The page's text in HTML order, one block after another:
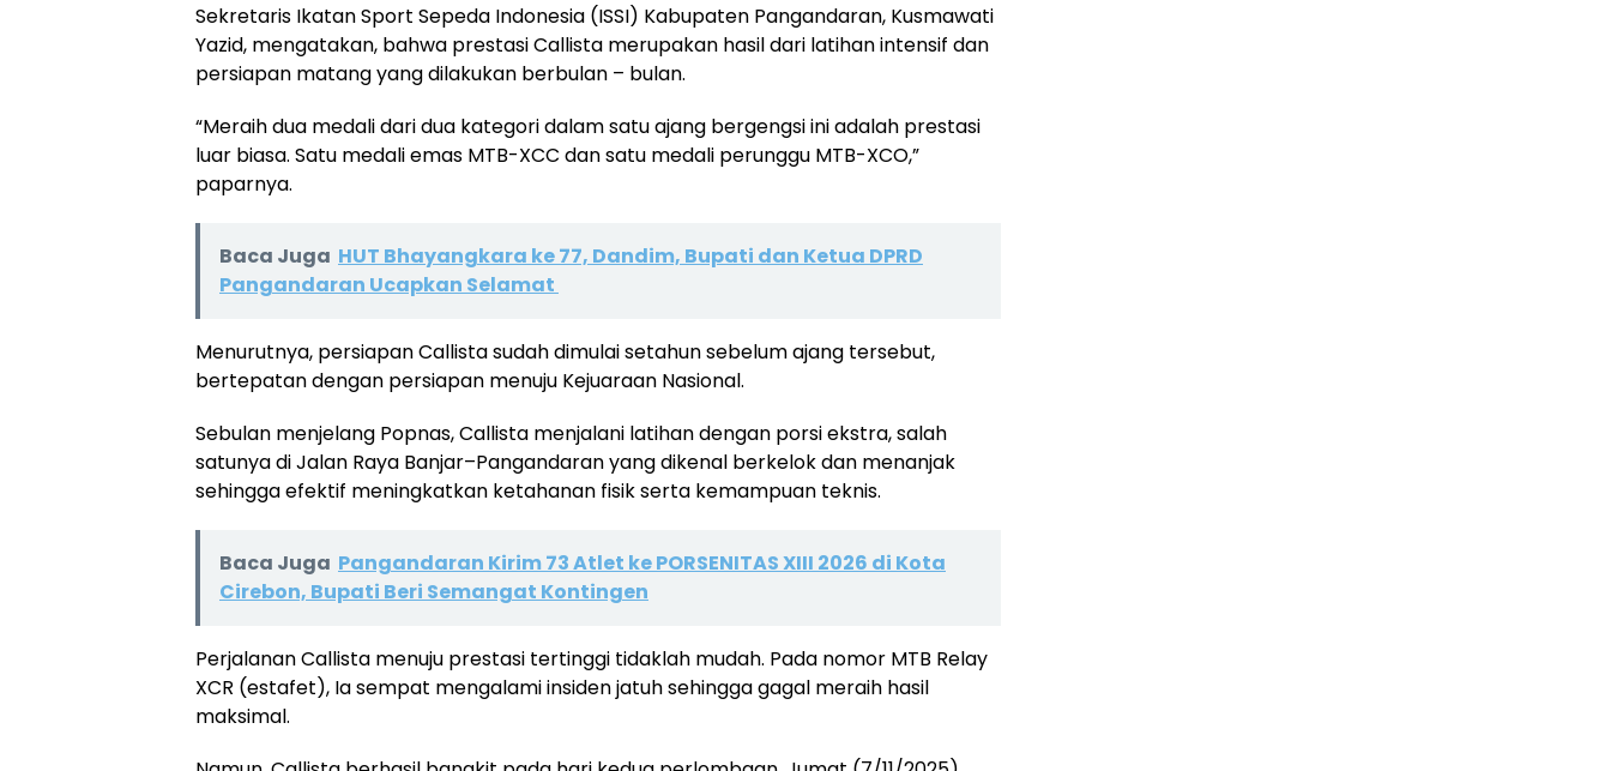
Sekretaris Ikatan Sport Sepeda Indonesia (ISSI) Kabupaten Pangandaran, Kusmawati
Yazid, mengatakan, bahwa prestasi Callista merupakan hasil dari latihan intensif dan
persiapan matang yang dilakukan berbulan – bulan.
“Meraih dua medali dari dua kategori dalam satu ajang bergengsi ini adalah prestasi
luar biasa. Satu medali emas MTB-XCC dan satu medali perunggu MTB-XCO,”
paparnya.
Baca Juga HUT Bhayangkara ke 77, Dandim, Bupati dan Ketua DPRD
Pangandaran Ucapkan Selamat
Menurutnya, persiapan Callista sudah dimulai setahun sebelum ajang tersebut,
bertepatan dengan persiapan menuju Kejuaraan Nasional.
Sebulan menjelang Popnas, Callista menjalani latihan dengan porsi ekstra, salah
satunya di Jalan Raya Banjar–Pangandaran yang dikenal berkelok dan menanjak
sehingga efektif meningkatkan ketahanan fisik serta kemampuan teknis.
Baca Juga Pangandaran Kirim 73 Atlet ke PORSENITAS XIII 2026 di Kota
Cirebon, Bupati Beri Semangat Kontingen
Perjalanan Callista menuju prestasi tertinggi tidaklah mudah. Pada nomor MTB Relay
XCR (estafet), Ia sempat mengalami insiden jatuh sehingga gagal meraih hasil
maksimal.